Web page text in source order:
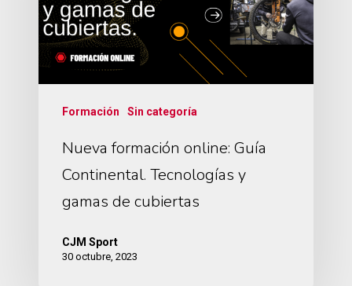
Formación Sin categoría
Nueva formación online: Guía
Continental. Tecnologías y
gamas de cubiertas
CJM Sport
30 octubre, 2023